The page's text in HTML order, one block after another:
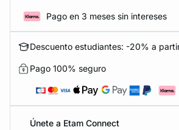
Pago en 3 meses sin intereses
Descuento estudiantes: -20% a
Pago 100% seguro
Únete a Etam Connect